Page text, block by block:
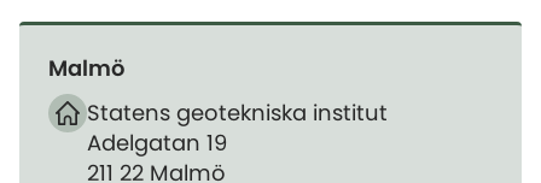
Malmö
Statens geotekniska institut
Adelgatan 19
211 22 Malmö